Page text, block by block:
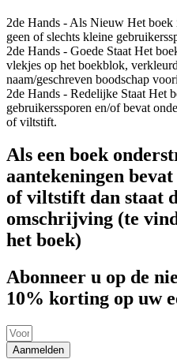
2de Hands - Als Nieuw Het boek
geen of slechts kleine
2de Hands - Goede Staat Het
vlekjes op het boekblok,
naam/geschreven boodschap
2de Hands - Redelijke Staat Het
gebruikerssporen en/of bevat
of viltstift.
Als een boek
aantekeningen
of viltstift dan staat
omschrijving (te
het boek)
Abonneer u op de
10% korting op uw
Aanmelden